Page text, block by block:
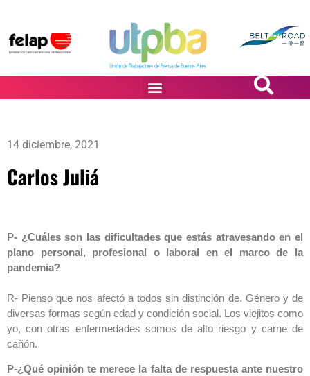
14 diciembre, 2021
Carlos Juliá
P- ¿Cuáles son las dificultades que estás atravesando en el
plano personal, profesional o laboral en el marco de la
pandemia?
R- Pienso que nos afectó a todos sin distinción de. Género y de
diversas formas según edad y condición social. Los viejitos como
yo, con otras enfermedades somos de alto riesgo y carne de
cañón.
P-¿Qué opinión te merece la falta de respuesta ante nuestro